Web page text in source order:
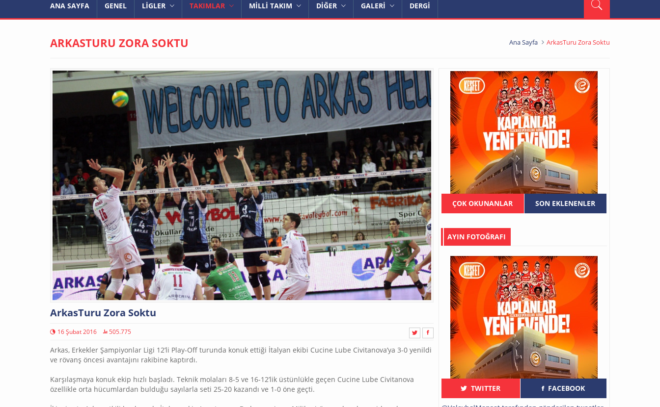
ANA SAYFA GENEL LİGLER TAKIMLAR MİLLİ TAKIM DİĞER GALERİ DERGİ
ARKASTURU ZORA SOKTU Ana Sayfa ArkasTuru Zora Soktu
ArkasTuru Zora Soktu
16 Şubat 2016 505.775
Arkas, Erkekler Şampiyonlar Ligi 12’li Play-Off turunda konuk ettiği İtalyan ekibi Cucine Lube Civitanova’ya 3-0 yenildi
ve rövanş öncesi avantajını rakibine kaptırdı.
Karşılaşmaya konuk ekip hızlı başladı. Teknik molaları 8-5 ve 16-12’lik üstünlükle geçen Cucine Lube Civitanova
özellikle orta hücumlardan bulduğu sayılarla seti 25-20 kazandı ve 1-0 öne geçti.
ÇOK OKUNANLAR SON EKLENENLER
AYIN FOTOĞRAFI
TWITTER FACEBOOK